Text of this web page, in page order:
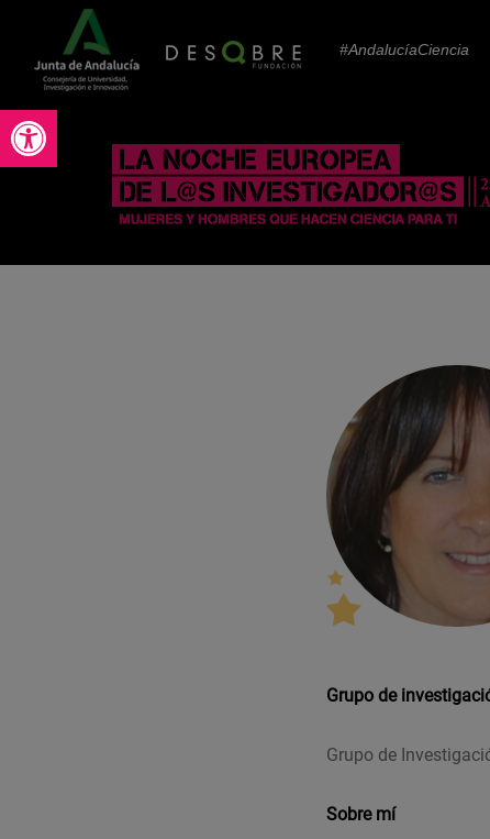
Abrir barra de herramientas
#AndalucíaCiencia
Grupo de
Grupo de
Sobre mí